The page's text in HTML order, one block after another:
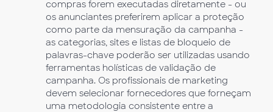
compras forem executadas diretamente - ou
os anunciantes preferirem aplicar a proteção
como parte da mensuração da campanha -
as categorias, sites e listas de bloqueio de
palavras-chave poderão ser utilizadas usando
ferramentas holísticas de validação de
campanha. Os profissionais de marketing
devem selecionar fornecedores que forneçam
uma metodologia consistente entre a